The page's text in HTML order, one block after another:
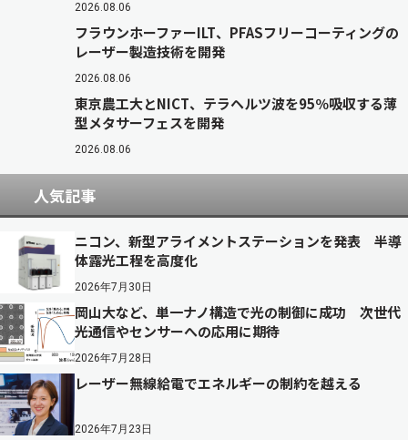
2026.08.06
フラウンホーファーILT、PFASフリーコーティングの
レーザー製造技術を開発
2026.08.06
東京農工大とNICT、テラヘルツ波を95％吸収する薄
型メタサーフェスを開発
2026.08.06
人気記事
ニコン、新型アライメントステーションを発表 半導
体露光工程を高度化
2026年7月30日
岡山大など、単一ナノ構造で光の制御に成功 次世代
光通信やセンサーへの応用に期待
2026年7月28日
レーザー無線給電でエネルギーの制約を越える
2026年7月23日